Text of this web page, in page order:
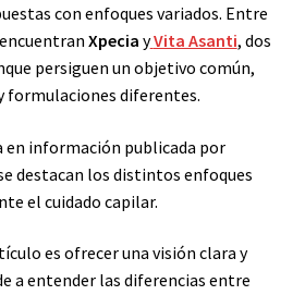
con enfoques variados. Entre
Xpecia yVita Asanti, dos
persiguen un objetivo común,
formulaciones diferentes.
en información publicada por
destacan los distintos enfoques
el cuidado capilar.
es ofrecer una visión clara y
a entender las diferencias entre